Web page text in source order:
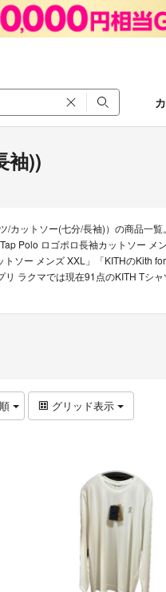
袖))
/カットソー(七分/長袖)）の商品一
Polo ロゴポロ長袖カットソー メ
ソー メンズ XXL」「KITHのKith
クマでは現在91点のKITH Tシャ
グリッド表示